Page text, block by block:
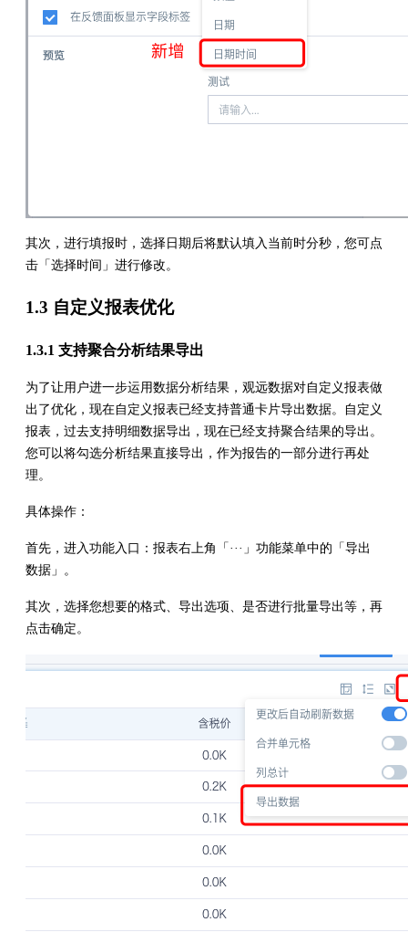
其次，进行填报时，选择日期后将默认填入当前时分秒，您可点
击「选择时间」进行修改。
1.3 自定义报表优化
1.3.1 支持聚合分析结果导出
为了让用户进一步运用数据分析结果，观远数据对自定义报表做
出了优化，现在自定义报表已经支持普通卡片导出数据。自定义
报表，过去支持明细数据导出，现在已经支持聚合结果的导出。
您可以将勾选分析结果直接导出，作为报告的一部分进行再处
理。
具体操作：
首先，进入功能入口：报表右上角「···」功能菜单中的「导出
数据」。
其次，选择您想要的格式、导出选项、是否进行批量导出等，再
点击确定。